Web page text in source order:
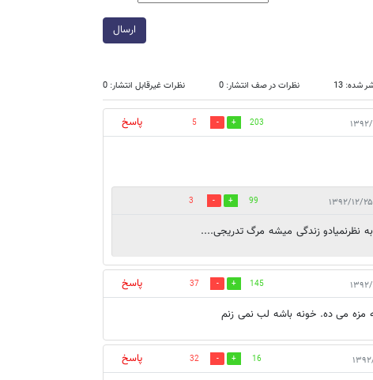
ارسال
شده: 13 نظرات در صف انتشار: 0 نظرات غیرقابل انتشار: 0
203
5
پاسخ
99
3
نظرنميادو زندگى ميشه مرگ تدريجى....
145
37
پاسخ
مزه می ده. خونه باشه لب نمی زنم
16
32
پاسخ